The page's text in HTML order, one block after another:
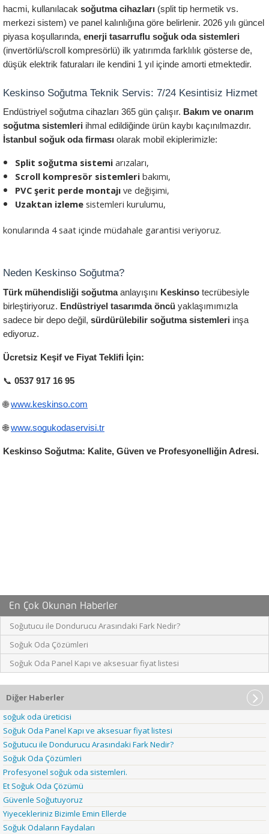
hacmi, kullanılacak soğutma cihazları (split tip hermetik vs.
merkezi sistem) ve panel kalınlığına göre belirlenir. 2026 yılı güncel
piyasa koşullarında, enerji tasarruflu soğuk oda sistemleri
(invertörlü/scroll kompresörlü) ilk yatırımda farklılık gösterse de,
düşük elektrik faturaları ile kendini 1 yıl içinde amorti etmektedir.
Keskinso Soğutma Teknik Servis: 7/24 Kesintisiz Hizmet
Endüstriyel soğutma cihazları 365 gün çalışır. Bakım ve onarım
soğutma sistemleri
İstanbul soğuk oda firması olarak mobil ekiplerimizle:
Split soğutma sistemi arızaları,
Scroll kompresör sistemleri bakımı,
PVC şerit perde montajı ve değişimi,
Uzaktan izleme sistemleri kurulumu,
konularında 4 saat içinde müdahale garantisi veriyoruz.
Neden Keskinso Soğutma?
Türk mühendisliği soğutma anlayışını Keskinso tecrübesiyle
birleştiriyoruz. Endüstriyel tasarımda öncü yaklaşımımızla
sadece bir depo değil, sürdürülebilir soğutma sistemleri inşa
ediyoruz.
Ücretsiz Keşif ve Fiyat Teklifi İçin:
📞 0537 917 16 95
🌐 www.keskinso.com
🌐 www.sogukodaservisi.tr
Keskinso Soğutma: Kalite, Güven ve Profesyonelliğin Adresi.
En Çok Okunan Haberler
Soğutucu ile Dondurucu Arasındaki Fark Nedir?
Soğuk Oda Çözümleri
Soğuk Oda Panel Kapı ve aksesuar fiyat listesi
Diğer Haberler
soğuk oda üreticisi
Soğuk Oda Panel Kapı ve aksesuar fiyat listesi
Soğutucu ile Dondurucu Arasındaki Fark Nedir?
Soğuk Oda Çözümleri
Profesyonel soğuk oda sistemleri.
Et Soğuk Oda Çözümü
Güvenle Soğutuyoruz
Yiyecekleriniz Bizimle Emin Ellerde
Soğuk Odaların Faydaları